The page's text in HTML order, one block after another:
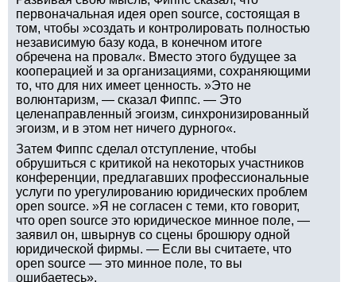
первоначальная идея open source, состоящая в
том, чтобы »создать и контролировать полностью
независимую базу кода, в конечном итоге
обречена на провал«. Вместо этого будущее за
кооперацией и за организациями, сохраняющими
то, что для них имеет ценность. »Это не
волюнтаризм, — сказал Фиппс. — Это
целенаправленный эгоизм, синхронизированный
эгоизм, и в этом нет ничего дурного«.
Затем Фиппс сделал отступление, чтобы
обрушиться с критикой на некоторых участников
конференции, предлагавших профессиональные
услуги по урегулированию юридических проблем
open source. »Я не согласен с теми, кто говорит,
что open source это юридическое минное поле, —
заявил он, швырнув со сцены брошюру одной
юридической фирмы. — Если вы считаете, что
open source — это минное поле, то вы
ошибаетесь».